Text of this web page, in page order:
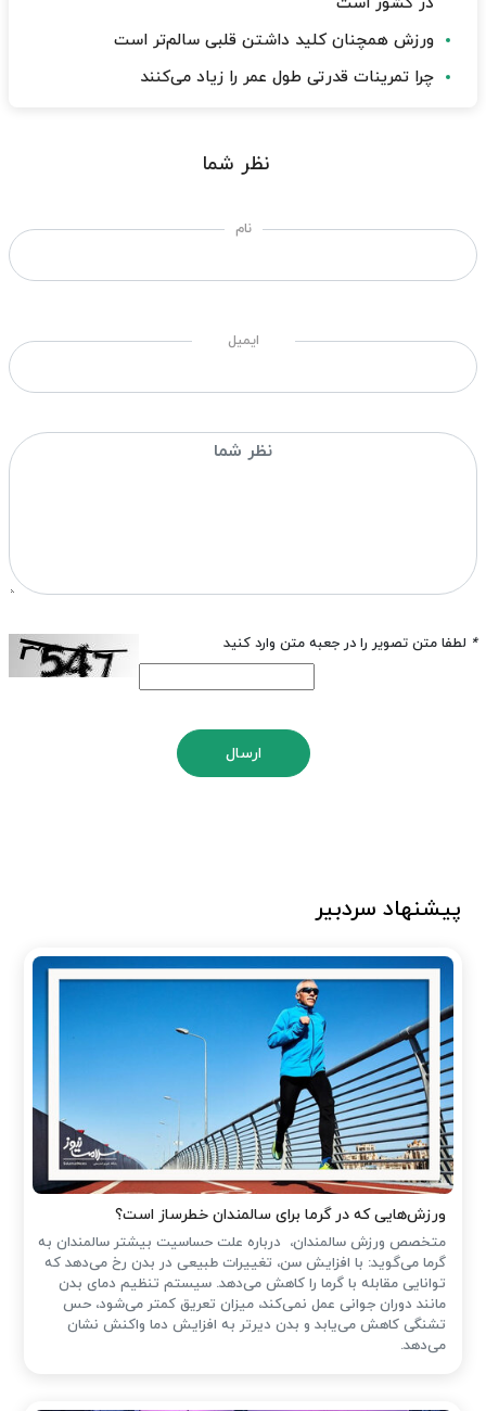
ورزش همچنان کلید داشتن قلبی سالم‌تر است
چرا تمرینات قدرتی طول عمر را زیاد می‌کنند
نظر شما
نام
ایمیل
* لطفا متن تصویر را در جعبه متن وارد کنید
ارسال
پیشنهاد سردبیر
ورزش‌هایی که در گرما برای سالمندان خطرساز است؟
متخصص ورزش سالمندان، درباره علت حساسیت بیشتر سالمندان به
گرما می‌گوید: با افزایش سن، تغییرات طبیعی در بدن رخ می‌دهد که
توانایی مقابله با گرما را کاهش می‌دهد. سیستم تنظیم دمای بدن
مانند دوران جوانی عمل نمی‌کند، میزان تعریق کمتر می‌شود، حس
تشنگی کاهش می‌یابد و بدن دیرتر به افزایش دما واکنش نشان
می‌دهد.